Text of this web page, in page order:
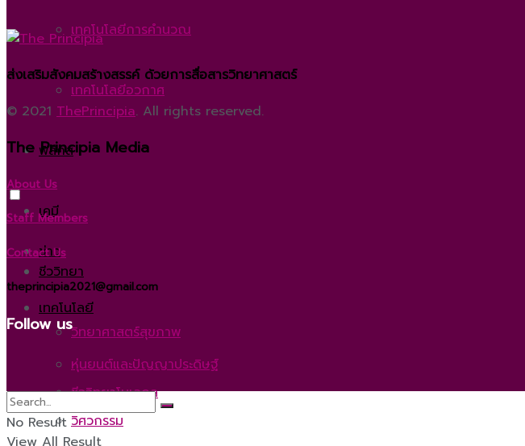
เทคโนโลยีการคำนวณ
เทคโนโลยีอวกาศ
ฟิสิกส์
เคมี
ชีววิทยา
วิทยาศาสตร์สุขภาพ
ชีววิทยาโมเลกุล
ข่าว
เทคโนโลยี
หุ่นยนต์และปัญญาประดิษฐ์
วิศวกรรม
ส่งเสริมสังคมสร้างสรรค์ ด้วยการสื่อสารวิทยาศาสตร์
© 2021 ThePrincipia. All rights reserved.
The Principia Media
About Us
Staff Members
Contact Us
theprincipia2021@gmail.com
Follow us
No Result
View All Result